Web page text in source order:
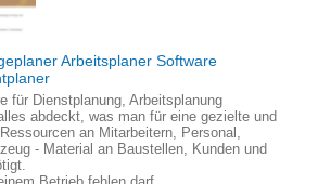
Arbeitsplaner Software
für Dienstplanung, Arbeitsplanung
abdeckt, was man für eine gezielte und
an Mitarbeitern, Personal,
- Material an Baustellen, Kunden und